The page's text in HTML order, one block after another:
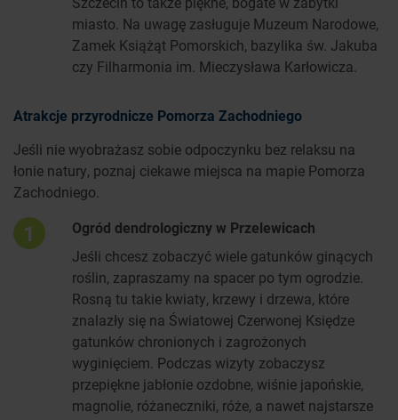
miasto. Na uwagę zasługuje Muzeum Narodowe,
Zamek Książąt Pomorskich, bazylika św. Jakuba
czy Filharmonia im. Mieczysława Karłowicza.
Atrakcje przyrodnicze Pomorza Zachodniego
Jeśli nie wyobrażasz sobie odpoczynku bez relaksu na
łonie natury, poznaj ciekawe miejsca na mapie Pomorza
Zachodniego.
1
Ogród dendrologiczny w Przelewicach
Jeśli chcesz zobaczyć wiele gatunków ginących
roślin, zapraszamy na spacer po tym ogrodzie.
Rosną tu takie kwiaty, krzewy i drzewa, które
znalazły się na Światowej Czerwonej Księdze
gatunków chronionych i zagrożonych
wyginięciem. Podczas wizyty zobaczysz
przepiękne jabłonie ozdobne, wiśnie japońskie,
magnolie, różaneczniki, róże, a nawet najstarsze